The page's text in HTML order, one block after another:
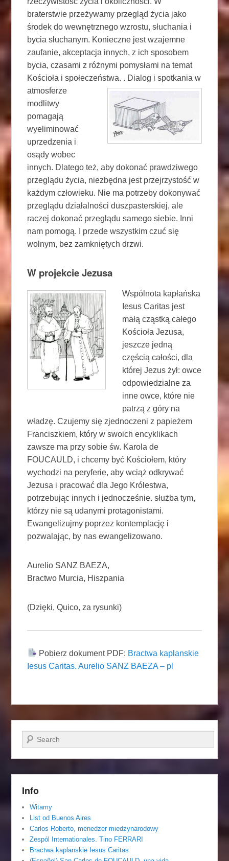
braterstwie przeżywamy przegląd życia jako
środek do wewnętrznego wzrostu, słuchania i
bycia słuchanym. Konieczne jest wzajemne
zaufanie, akceptacja innych, z ich sposobem
bycia, czasami z różnymi pomysłami na temat
Kościoła i społeczeństwa. . Dialog i spotkania w
atmosferze
modlitwy
pomagają
wyeliminować
uprzedzenia i
osądy wobec
innych. Dlatego też, aby dokonać prawdziwego
przeglądu życia, niezbędna jest przejrzystość w
każdym człowieku. Nie ma potrzeby dokonywać
przeglądu działalności duszpasterskiej, ale
raczej dokonać przeglądu samego siebie. Inni
nam pomogą. I przede wszystkim czuć się
wolnym, bez zamkniętych drzwi.
W projekcie Jezusa
Wspólnota kapłańska
Iesus Caritas jest
małą cząstką całego
Kościoła Jezusa,
jeszcze jedną
częścią całości, dla
której Jezus żył: owce
odpowiedzialne za
inne owce, które nie
patrzą z góry na
władzę. Czujemy się zjednoczeni z papieżem
Franciszkiem, który w swoich encyklikach
zawsze ma przy sobie św. Karola de
FOUCAULD, i chcemy być Kościołem, który
wychodzi na peryferie, aby wciąż odkrywać
Jezusa i pracować dla Jego Królestwa,
potrzebując innych i jednocześnie. służba tym,
którzy nie są udanymi protagonistami.
Ewangelizujmy poprzez kontemplację i
pozwalając, by nas ewangelizowano.
Aurelio SANZ BAEZA,
Bractwo Murcia, Hiszpania
(Dzięki, Quico, za rysunki)
Pobierz dokument PDF: Bractwa kaplanskie
Iesus Caritas. Aurelio SANZ BAEZA – pl
Szukaj
Info
Witamy
List od Buenos Aires
Carlos Roberto, menedzer miedzynarodowy
Zespól Internationales. Tino FERRARI
Bractwa kaplanskie Iesus Caritas